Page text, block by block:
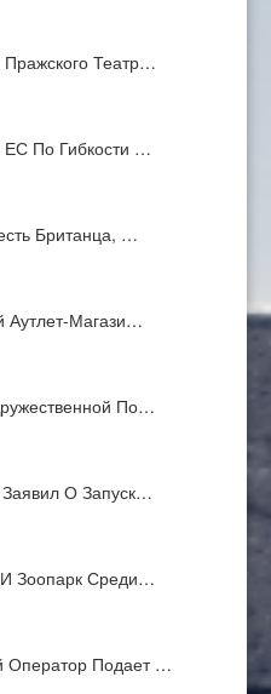
Театр…
По Гибкости …
Британца, …
Аутлет-Магази…
По…
О Запуск…
И Зоопарк Среди…
Оператор Подает …